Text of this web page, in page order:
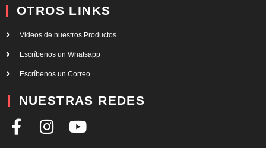
OTROS LINKS
Videos de nuestros Productos
Escríbenos un Whatsapp
Escríbenos un Correo
NUESTRAS REDES
F
a
I
n
Y
o